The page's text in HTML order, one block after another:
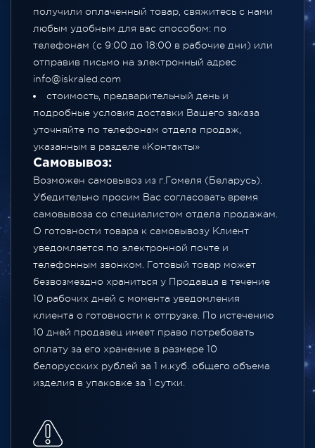
получили оплаченный товар, свяжитесь с нами
любым удобным для вас способом: по
телефонам (с 9:00 до 18:00 в рабочие дни) или
отправив письмо на электронный адрес
info@iskraled.com
стоимость, предварительный день и
подробные условия доставки Вашего заказа
уточняйте по телефонам отдела продаж,
указанным в разделе «Контакты»
Самовывоз:
Возможен самовывоз из г.Гомеля (Беларусь).
Убедительно просим Вас согласовать время
самовывоза со специалистом отдела продажам.
О готовности товара к самовывозу Клиент
уведомляется по электронной почте и
телефонным звонком. Готовый товар может
безвозмездно храниться у Продавца в течение
10 рабочих дней с момента уведомления
клиента о готовности к отгрузке. По истечению
10 дней продавец имеет право потребовать
оплату за его хранение в размере 10
белорусских рублей за 1 м.куб. общего объема
изделия в упаковке за 1 сутки.